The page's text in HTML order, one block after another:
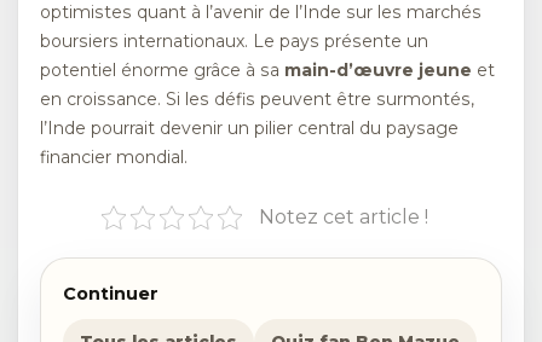
optimistes quant à l’avenir de l’Inde sur les marchés
boursiers internationaux. Le pays présente un
potentiel énorme grâce à sa main-d’œuvre jeune et
en croissance. Si les défis peuvent être surmontés,
l’Inde pourrait devenir un pilier central du paysage
financier mondial.
Notez cet article !
Continuer